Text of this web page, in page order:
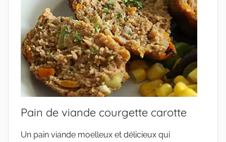
Pain de viande courgette carotte
Un pain viande moelleux et délicieux qui